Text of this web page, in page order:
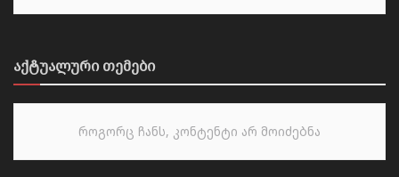
აქტუალური თემები
როგორც ჩანს, კონტენტი არ მოიძებნა